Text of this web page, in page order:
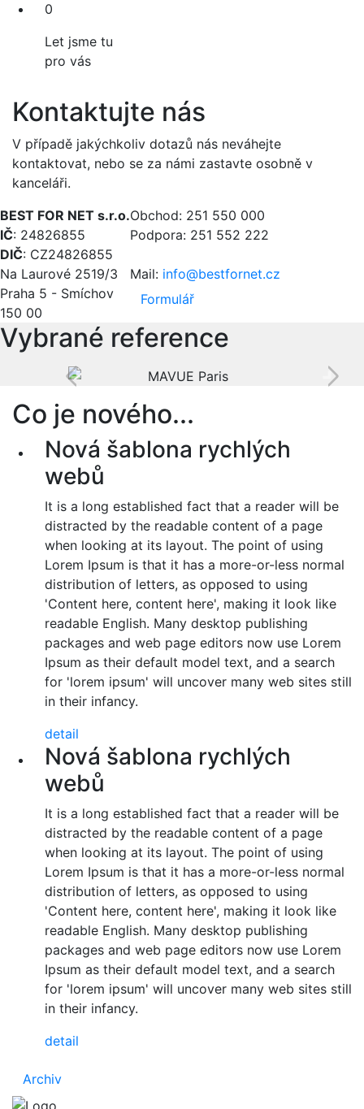
0
Let jsme tu
pro vás
Kontaktujte nás
V případě jakýchkoliv dotazů nás neváhejte
kontaktovat, nebo se za námi zastavte osobně v
kanceláři.
BEST FOR NET s.r.o.
IČ: 24826855
DIČ: CZ24826855
Na Laurové 2519/3
Praha 5 - Smíchov
150 00
Obchod: 251 550 000
Podpora: 251 552 222
Mail: info@bestfornet.cz
Formulář
Vybrané reference
Previous
Next
Co je nového...
Nová šablona rychlých
webů
It is a long established fact that a reader will be
distracted by the readable content of a page
when looking at its layout. The point of using
Lorem Ipsum is that it has a more-or-less normal
distribution of letters, as opposed to using
'Content here, content here', making it look like
readable English. Many desktop publishing
packages and web page editors now use Lorem
Ipsum as their default model text, and a search
for 'lorem ipsum' will uncover many web sites still
in their infancy.
detail
Nová šablona rychlých
webů
It is a long established fact that a reader will be
distracted by the readable content of a page
when looking at its layout. The point of using
Lorem Ipsum is that it has a more-or-less normal
distribution of letters, as opposed to using
'Content here, content here', making it look like
readable English. Many desktop publishing
packages and web page editors now use Lorem
Ipsum as their default model text, and a search
for 'lorem ipsum' will uncover many web sites still
in their infancy.
detail
Archiv